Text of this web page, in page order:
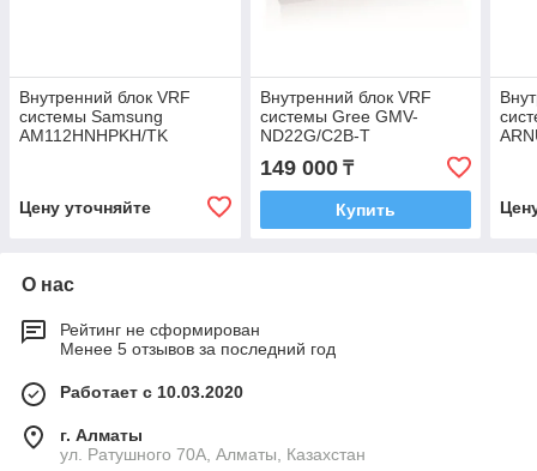
Внутренний блок VRF
системы Samsung
AM112HNHPKH/TK
Цену уточняйте
Внутренний блок VRF
системы Gree GMV-
ND22G/C2B-T
149 000₸
Купить
О нас
Рейтинг не сформирован
Менее 5 отзывов за последний год
Работает с 10.03.2020
г. Алматы
ул. Ратушного 70А, Алматы, Казахстан